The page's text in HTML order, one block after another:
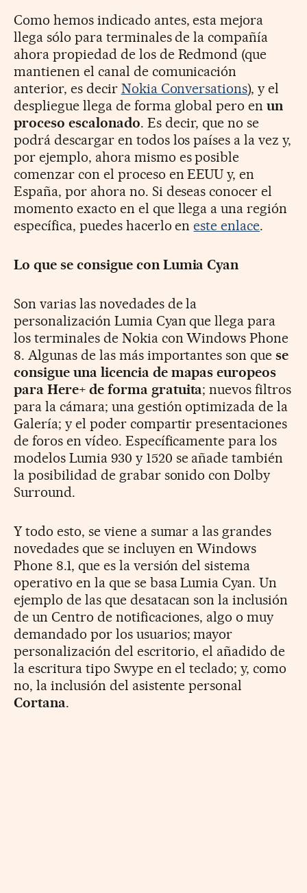
Como hemos indicado antes, esta mejora
llega sólo para terminales de la compañía
ahora propiedad de los de Redmond (que
mantienen el canal de comunicación
anterior, es decir Nokia Conversations), y el
despliegue llega de forma global pero enun
proceso escalonado. Es decir, que no se
podrá descargar en todos los países a la vez y,
por ejemplo, ahora mismo es posible
comenzar con el proceso en EEUU y, en
España, por ahora no. Si deseas conocer el
momento exacto en el que llega a una región
específica, puedes hacerlo eneste enlace.
Lo que se consigue con Lumia Cyan
Son varias las novedades de la
personalización Lumia Cyan que llega para
los terminales de Nokia con Windows Phone
8. Algunas de las más importantes son quese
consigue una licencia de mapas europeos
para Here+ de forma gratuita; nuevos filtros
para la cámara; una gestión optimizada de la
Galería; y el poder compartir presentaciones
de foros en vídeo. Específicamente para los
modelos Lumia 930 y 1520 se añade también
la posibilidad de grabar sonido con Dolby
Surround.
Y todo esto, se viene a sumar a las grandes
novedades que se incluyen en Windows
Phone 8.1, que es la versión del sistema
operativo en la que se basa Lumia Cyan. Un
ejemplo de las que desatacan son la inclusión
de un Centro de notificaciones, algo o muy
demandado por los usuarios; mayor
personalización del escritorio, el añadido de
la escritura tipo Swype en el teclado; y, como
no, la inclusión del asistente personal
Cortana.